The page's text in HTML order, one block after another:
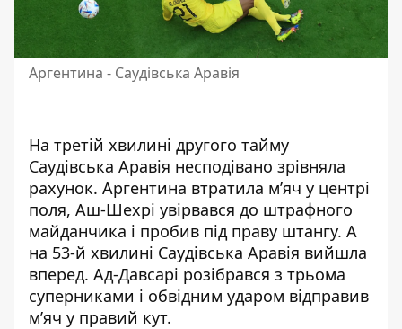
Аргентина - Саудівська Аравія
На третій хвилині другого тайму
Саудівська Аравія несподівано зрівняла
рахунок. Аргентина втратила м’яч у центрі
поля, Аш-Шехрі увірвався до штрафного
майданчика і пробив під праву штангу. А
на 53-й хвилині Саудівська Аравія вийшла
вперед. Ад-Давсарі розібрався з трьома
суперниками і обвідним ударом відправив
м’яч у правий кут.